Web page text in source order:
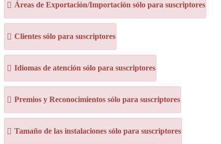
Áreas de Exportación/Importación sólo para suscriptores
Clientes sólo para suscriptores
Idiomas de atención sólo para suscriptores
Premios y Reconocimientos sólo para suscriptores
Tamaño de las instalaciones sólo para suscriptores